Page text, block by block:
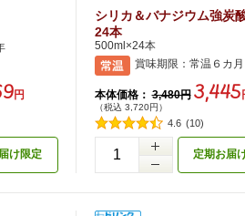
円
け限定
シリカ＆バナジウム強炭
24本
500ml×24本
賞味期限：常温６カ月
本体価格： 3,480円 3,445
（税込 3,720円）
4.6 (10)
定期お届